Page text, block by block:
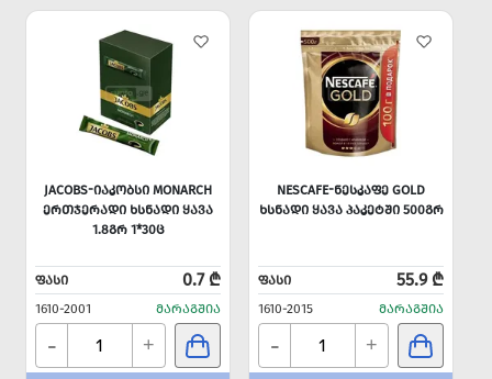
JACOBS-ᲘᲐᲙᲝᲑᲡᲘ MONARCH
ᲔᲠᲗᲯᲔᲠᲐᲓᲘ ᲮᲡᲜᲐᲓᲘ ᲧᲐᲕᲐ
1.8ᲒᲠ 1*30Ც
ᲤᲐᲡᲘ 0.7 ₾
1610-2001 ᲛᲐᲠᲐᲒᲨᲘᲐ
- +
NESCAFE-ᲜᲔᲡᲙᲐᲤᲔ GOLD
ᲮᲡᲜᲐᲓᲘ ᲧᲐᲕᲐ ᲞᲐᲙᲔᲢᲨᲘ 500ᲒᲠ
ᲤᲐᲡᲘ 55.9 ₾
1610-2015 ᲛᲐᲠᲐᲒᲨᲘᲐ
- +